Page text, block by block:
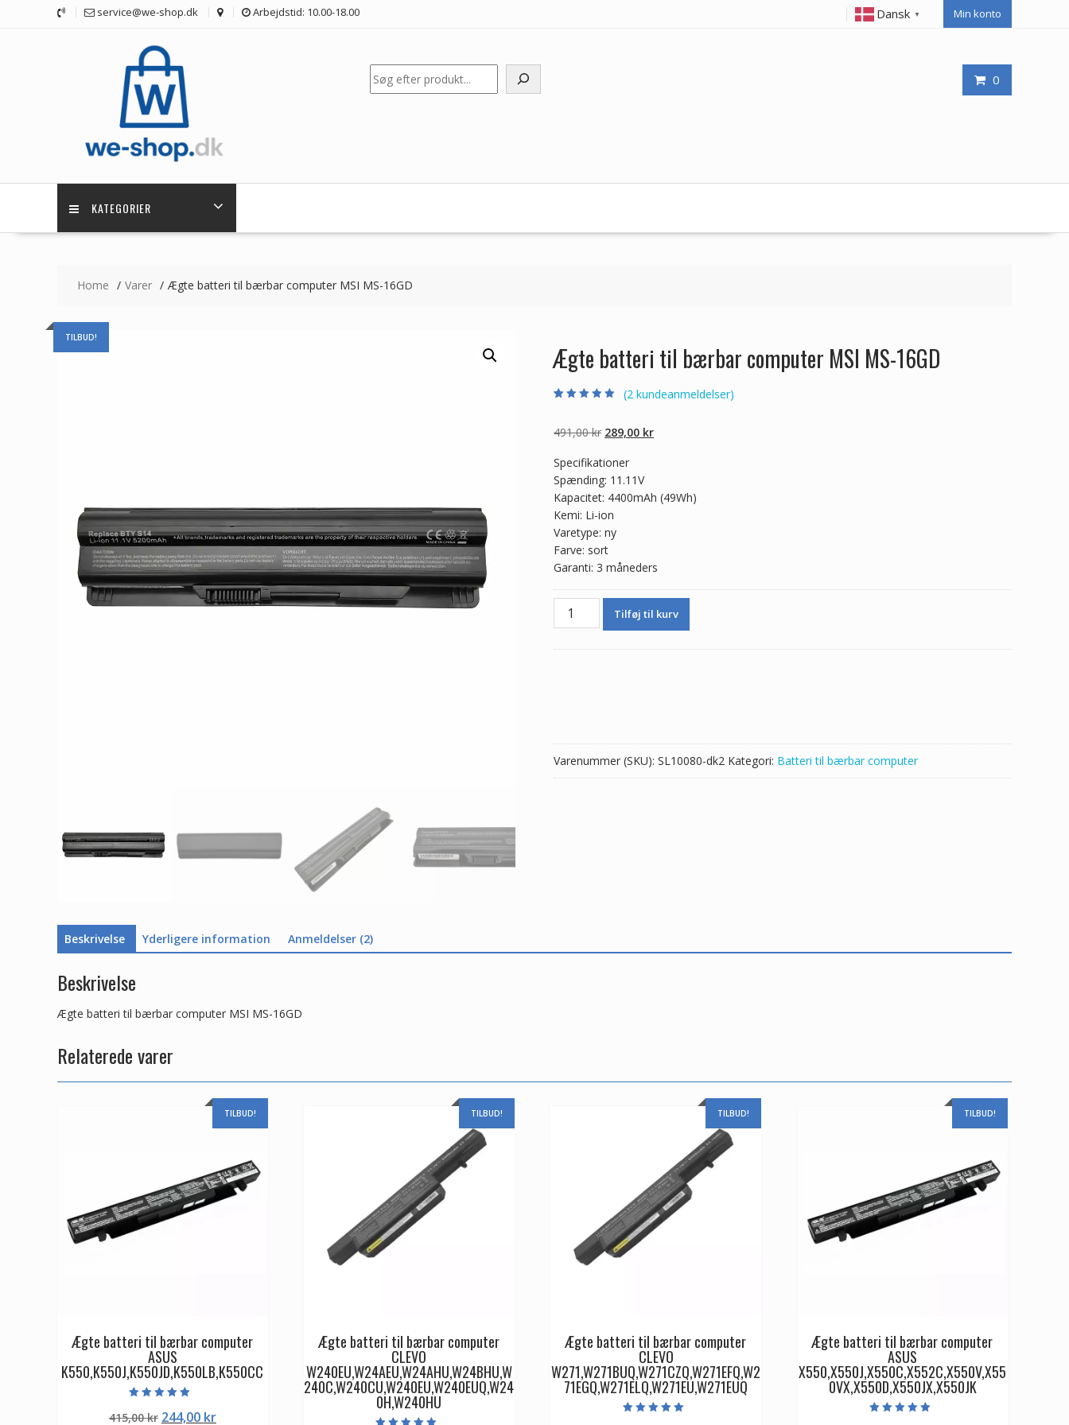
service@we-shop.dk Arbejdstid: 10.00-18.00 Dansk ▼ Min konto
0
Søg
KATEGORIER
Home Varer Ægte batteri til bærbar computer MSI MS-16GD
TILBUD!
Ægte batteri til bærbar computer MSI MS-16GD
baseret på
kundebedømmel
(2 kundeanmeldelser)
491,00kr Den
pris
var:
491,00 kr.
289,00 krDen
289,00 kr.
Specifikationer
Spænding: 11.11V
Kapacitet: 4400mAh (49Wh)
Kemi: Li-ion
Varetype: ny
Farve: sort
Garanti: 3 måneders
Ægte
batteri
antal
Tilføj til kurv
Varenummer (SKU): SL10080-dk2 Kategori: Batteri til bærbar computer
Beskrivelse Yderligere information Anmeldelser (2)
Beskrivelse
Ægte batteri til bærbar computer MSI MS-16GD
Relaterede varer
TILBUD!
Ægte batteri til bærbar computer
ASUS
K550,K550J,K550JD,K550LB,K550CC
5.00
415,00kr Den
244,00 krDen
TILBUD!
Ægte batteri til bærbar computer
CLEVO
W240EU,W24AEU,W24AHU,W24BHU,W
240C,W240CU,W240EU,W240EUQ,W24
0H,W240HU
TILBUD!
Ægte batteri til bærbar computer
CLEVO
W271,W271BUQ,W271CZQ,W271EFQ,W2
71EGQ,W271ELQ,W271EU,W271EUQ
TILBUD!
Ægte batteri til bærbar computer
ASUS
X550,X550J,X550C,X552C,X550V,X55
0VX,X550D,X550JX,X550JK